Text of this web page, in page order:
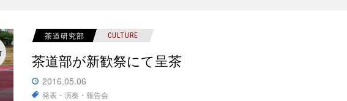
茶道研究部 CULTURE
茶道部が新歓祭にて呈茶
2016.05.06
発表・演奏・報告会